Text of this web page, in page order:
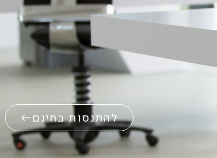
להתנסות בחינם